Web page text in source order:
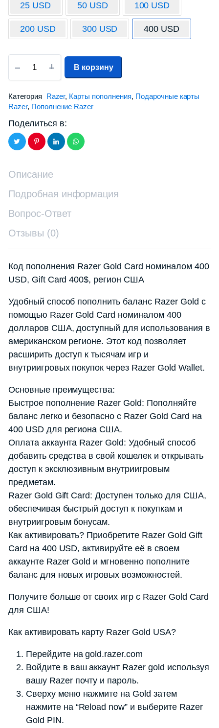
25 USD 50 USD 100 USD
200 USD 300 USD 400 USD
В корзину
Категория Razer, Карты пополнения, Подарочные карты
Razer, Пополнение Razer
Поделиться в:
Описание
Подробная информация
Вопрос-Ответ
Отзывы (0)
Код пополнения Razer Gold Card номиналом 400
USD, Gift Card 400$, регион США
Удобный способ пополнить баланс Razer Gold с
помощью Razer Gold Card номиналом 400
долларов США, доступный для использования в
американском регионе. Этот код позволяет
расширить доступ к тысячам игр и
внутриигровых покупок через Razer Gold Wallet.
Основные преимущества:
Быстрое пополнение Razer Gold: Пополняйте
баланс легко и безопасно с Razer Gold Card на
400 USD для региона США.
Оплата аккаунта Razer Gold: Удобный способ
добавить средства в свой кошелек и открывать
доступ к эксклюзивным внутриигровым
предметам.
Razer Gold Gift Card: Доступен только для США,
обеспечивая быстрый доступ к покупкам и
внутриигровым бонусам.
Как активировать? Приобретите Razer Gold Gift
Card на 400 USD, активируйте её в своем
аккаунте Razer Gold и мгновенно пополните
баланс для новых игровых возможностей.
Получите больше от своих игр с Razer Gold Card
для США!
Как активировать карту Razer Gold USA?
Перейдите на gold.razer.com
Войдите в ваш аккаунт Razer gold используя
вашу Razer почту и пароль.
Сверху меню нажмите на Gold затем
нажмите на “Reload now” и выберите Razer
Gold PIN.